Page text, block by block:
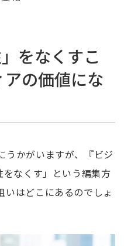
をなくすこ
の価値にな
うかがいますが、『ビジ
なくす」という編集方
いはどこにあるのでしょ